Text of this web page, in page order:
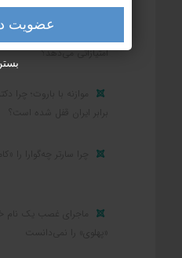
کشوری که در جنگ
امتیازاتی می‌دهد؟
موازنه با باروت؛ چرا
چرا سارتر چه‌گوارا را
ماجرای غصب یک نام
«پهلوی» را نمی‌دانست
عضویت